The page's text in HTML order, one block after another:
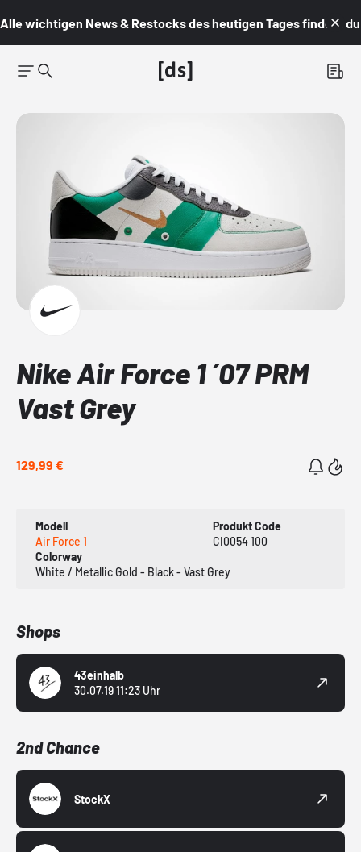
Alle wichtigen News & Restocks des heutigen Tages findest du
Nike Air Force 1 ´07 PRM
Vast Grey
129,99 €
Modell
Air Force 1
Produkt Code
CI0054 100
Colorway
White / Metallic Gold - Black - Vast Grey
Shops
43einhalb
30.07.19 11:23 Uhr
2nd Chance
StockX